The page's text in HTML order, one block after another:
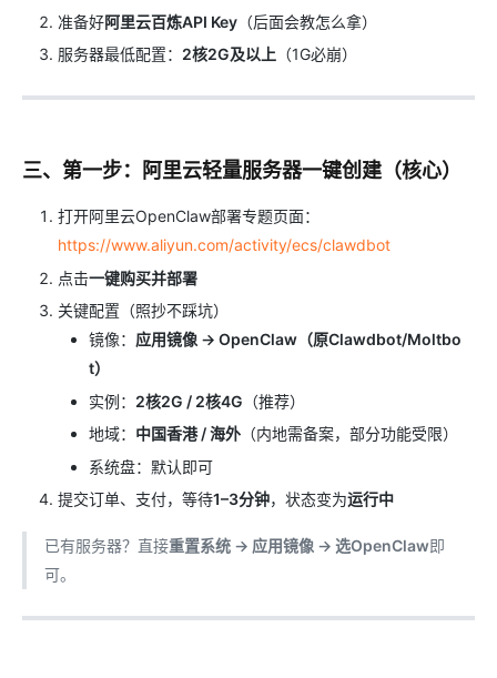
准备好阿里云百炼API Key （后面会教怎么拿）
服务器最低配置： 2核2G及以上 （1G必崩）
三、第一步：阿里云轻量服务器一键创建（核心）
打开阿里云OpenClaw部署专题页面：
https://www.aliyun.com/activity/ecs/clawdbot
点击一键购买并部署
关键配置（照抄不踩坑）
镜像： 应用镜像 → OpenClaw（原Clawdbot/Moltbo
t）
实例： 2核2G / 2核4G （推荐）
地域： 中国香港 / 海外 （内地需备案，部分功能受限）
系统盘：默认即可
提交订单、支付，等待1–3分钟，状态变为运行中
已有服务器？直接重置系统 → 应用镜像 → 选OpenClaw即
可。